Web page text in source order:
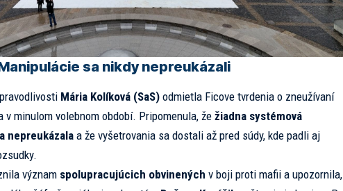
sa nikdy nepreukázali
Mária Kolíková (SaS)odmietla Ficove tvrdenia o zneužívaní
v minulom volebnom období. Pripomenula, že žiadna systémová
nepreukázalaa že vyšetrovania sa dostali až pred súdy, kde padli aj
význam spolupracujúcich obvinených v boji proti mafii a upozornila,